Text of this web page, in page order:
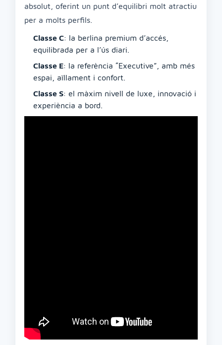
absolut, oferint un punt d’equilibri molt atractiu
per a molts perfils.
Classe C: la berlina premium d’accés,
equilibrada per a l’ús diari.
Classe E: la referència “Executive”, amb més
espai, aïllament i confort.
Classe S: el màxim nivell de luxe, innovació i
experiència a bord.